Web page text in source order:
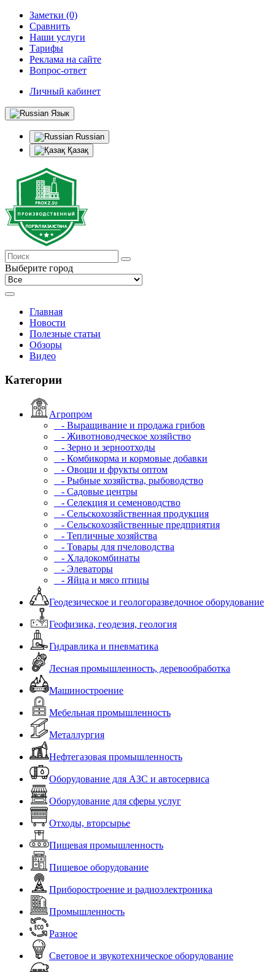
Заметки (0)
Сравнить
Наши услуги
Тарифы
Реклама на сайте
Вопрос-ответ
Личный кабинет
Язык
Russian
Қазақ
Выберите город
Главная
Новости
Полезные статьи
Обзоры
Видео
Категории
Агропром
- Выращивание и продажа грибов
- Животноводческое хозяйство
- Зерно и зерноотходы
- Комбикорма и кормовые добавки
- Овощи и фрукты оптом
- Рыбные хозяйства, рыбоводство
- Садовые центры
- Селекция и семеноводство
- Сельскохозяйственная продукция
- Сельскохозяйственные предприятия
- Тепличные хозяйства
- Товары для пчеловодства
- Хладокомбинаты
- Элеваторы
- Яйца и мясо птицы
Геодезическое и геологоразведочное оборудование
Геофизика, геодезия, геология
Гидравлика и пневматика
Лесная промышленность, деревообработка
Машиностроение
Мебельная промышленность
Металлургия
Нефтегазовая промышленность
Оборудование для АЗС и автосервиса
Оборудование для сферы услуг
Отходы, вторсырье
Пищевая промышленность
Пищевое оборудование
Приборостроение и радиоэлектроника
Промышленность
Разное
Световое и звукотехническое оборудование